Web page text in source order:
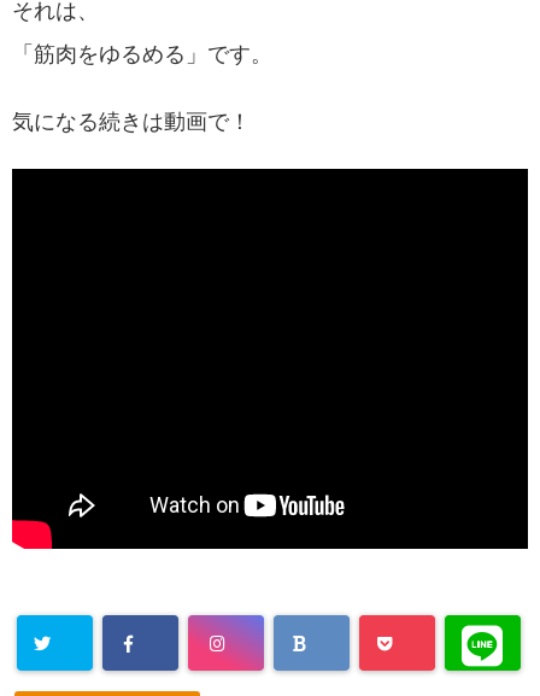
それは、
「筋肉をゆるめる」です。
気になる続きは動画で！